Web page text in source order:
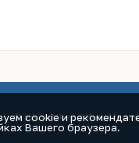
© ink.market / Инк-
cookie и
Вашего браузера.